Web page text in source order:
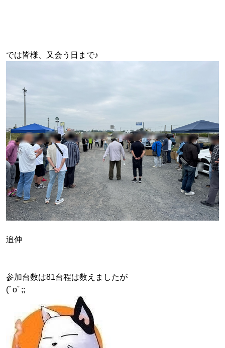
では皆様、又会う日まで♪
追伸
参加台数は81台程は数えましたが
(ﾟoﾟ;;